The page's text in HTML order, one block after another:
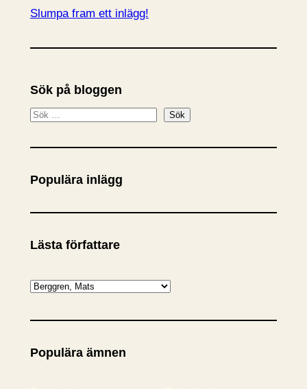
Slumpa fram ett inlägg!
Sök på bloggen
S
k
Sök
Populära inlägg
Lästa författare
K
t
g
Populära ämnen